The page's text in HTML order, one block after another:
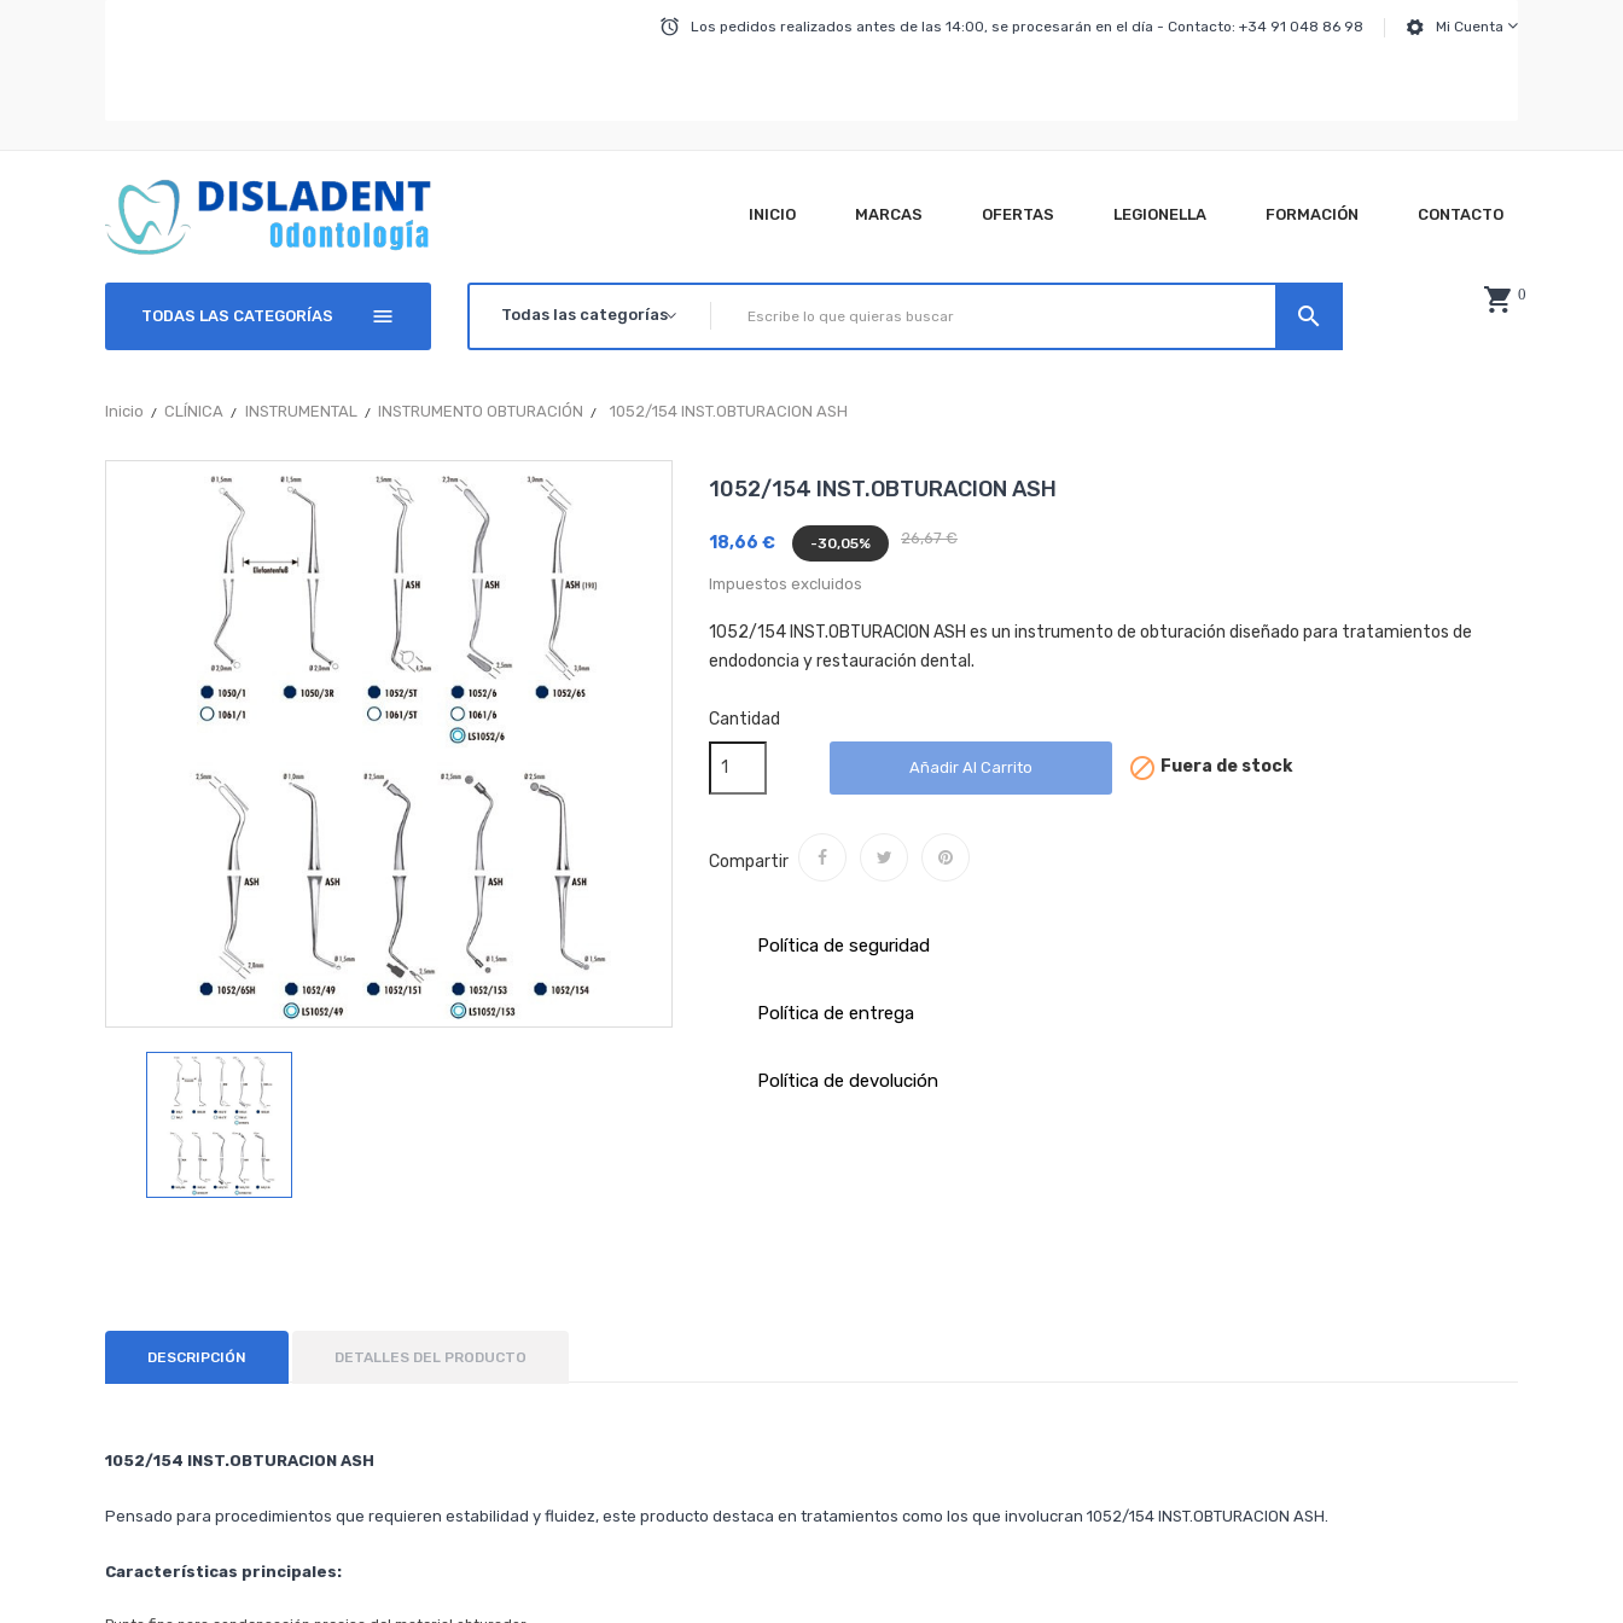
Mi Cuenta
Los pedidos realizados antes de las 14:00, se procesarán en el día - Contacto: +34 91 048 86 98
INICIO MARCAS OFERTAS LEGIONELLA FORMACIÓN CONTACTO
TODAS LAS CATEGORÍAS
0
search
Inicio CLÍNICA INSTRUMENTAL INSTRUMENTO OBTURACIÓN 1052/154 INST.OBTURACION ASH
1052/154 INST.OBTURACION ASH
26,67 €
18,66 € -30,05%
Impuestos excluidos
1052/154 INST.OBTURACION ASH es un instrumento de obturación diseñado para tratamientos de
endodoncia y restauración dental.
Cantidad
Añadir Al Carrito  Fuera de stock
Compartir
Política de seguridad
Política de entrega
Política de devolución
DESCRIPCIÓN DETALLES DEL PRODUCTO
1052/154 INST.OBTURACION ASH
Pensado para procedimientos que requieren estabilidad y fluidez, este producto destaca en tratamientos como los que involucran 1052/154 INST.OBTURACION ASH.
Características principales: